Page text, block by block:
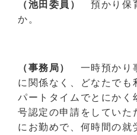
（池田委員）
預かり保
か。
（事務局）
一時預かり
に関係なく、どなたでも
パートタイムでとにかく
号認定の申請をしていた
にお勤めで、何時間の就